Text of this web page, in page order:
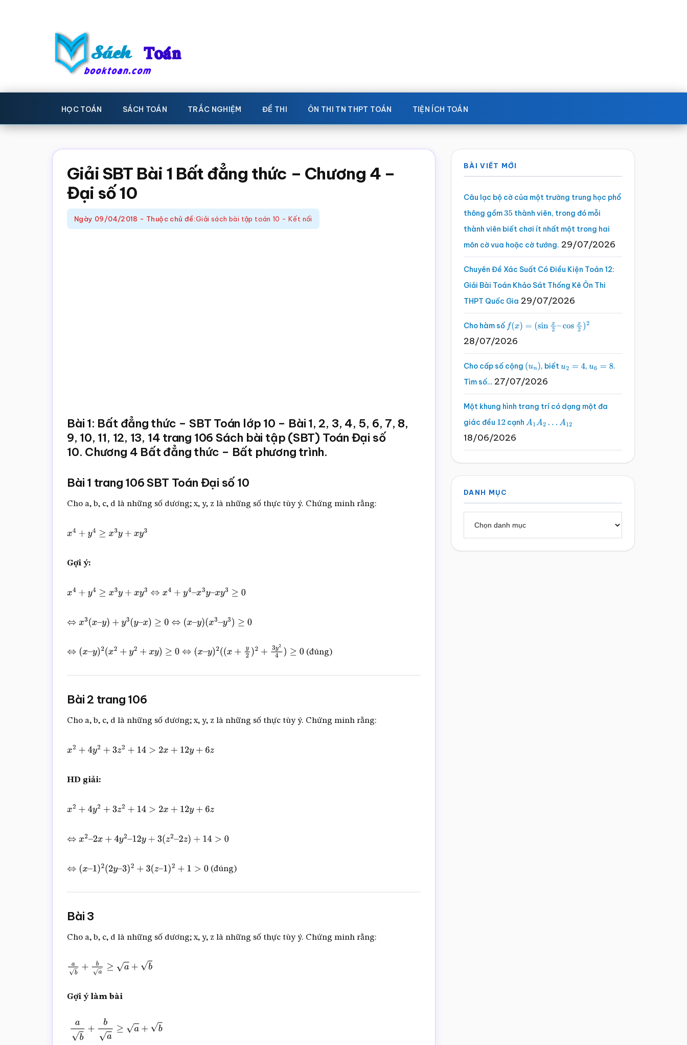
Sách
Toán
-
Học
toán
Học
toán,
toán,
Sách
giáo
khoa
Toán,
trắc
HỌC TOÁN SÁCH TOÁN TRẮC NGHIỆM ĐỀ THI ÔN THI TN THPT TOÁN TIỆN ÍCH TOÁN
Giải SBT Bài 1 Bất đẳng thức – Chương 4 –
Đại số 10
Ngày 09/04/2018 - Thuộc chủ đề:Giải sách bài tập toán 10 - Kết nối
Bài 1: Bất đẳng thức – SBT Toán lớp 10 – Bài 1, 2, 3, 4, 5, 6, 7, 8,
9, 10, 11, 12, 13, 14 trang 106 Sách bài tập (SBT) Toán Đại số
10. Chương 4 Bất đẳng thức – Bất phương trình.
Bài 1 trang 106 SBT Toán Đại số 10
Cho a, b, c, d là những số dương; x, y, z là những số thực tùy ý. Chứng minh rằng:
x4 y 4≥ 3y + y
Gợi ý:
x4 y 4≥ 3y + y ⇔x4+ y4– x3 – xy ≥0
⇔ x3 x–y )+ 3 y x)≥ 0⇔ (x –y )(x 3–y 3)≥0
⇔ x– )2( x2+ 2 +x ≥ 0⇔( x– y) 2(( +y 2)2 +3y2 4 ≥0 (đúng)
Bài 2 trang 106
Cho a, b, c, d là những số dương; x, y, z là những số thực tùy ý. Chứng minh rằng:
x2 4 y2+ z +14 > x+ 12 y+6 z
HD giải:
x2 4 y2+ z +14 > x+ 12 y+6 z
⇔ x2 x+ y 2–12 +3( 2 –2z) 14>
⇔ x– )2( 2y–3 2+ z –1)2 +1> (đúng)
Bài 3
Cho a, b, c, d là những số dương; x, y, z là những số thực tùy ý. Chứng minh rằng:
ab+ b ≥a+ b
Gợi ý làm bài
Sidebar
chính
BÀI VIẾT MỚI
Câu lạc bộ cờ của một trường trung học phổ
thông gồm35 thành viên, trong đó mỗi
thành viên biết chơi ít nhất một trong hai
môn cờ vua hoặc cờ tướng. 29/07/2026
Chuyên Đề Xác Suất Có Điều Kiện Toán 12:
Giải Bài Toán Khảo Sát Thống Kê Ôn Thi
THPT Quốc Gia 29/07/2026
Cho hàm số f(x)=(sinx2 –cosx2 )2
28/07/2026
Cho cấp số cộng (un), biếtu2 =4 , u6 =8
.
Tìm số… 27/07/2026
Một khung hình trang trí có dạng một đa
giác đều 12 cạnh A1A2…A 12
18/06/2026
DANH MỤC